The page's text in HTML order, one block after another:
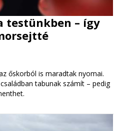
testünkben – így
őskorból is maradtak nyomai.
tabunak számít – pedig